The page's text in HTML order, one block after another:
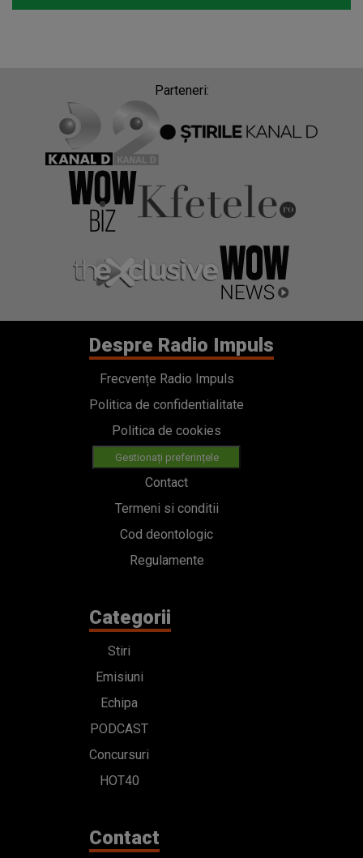
Parteneri:
Despre Radio Impuls
Frecvențe Radio Impuls
Politica de confidentialitate
Politica de cookies
Gestionați preferințele
Contact
Termeni si conditii
Cod deontologic
Regulamente
Categorii
Stiri
Emisiuni
Echipa
PODCAST
Concursuri
HOT40
Contact